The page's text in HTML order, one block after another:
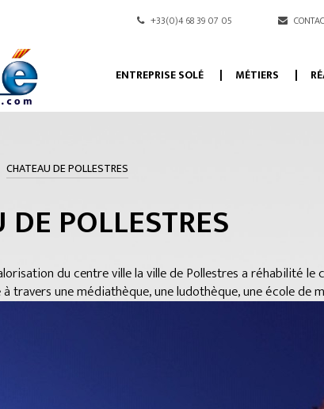
+33(0)4 68 39 07 05
ENTREPRISE SOLÉ MÉTIERS
CHATEAU DE POLLESTRES
POLLESTRES
du centre ville la ville de Pollestres a réhabilité
travers une médiathèque, une ludothèque, une école de